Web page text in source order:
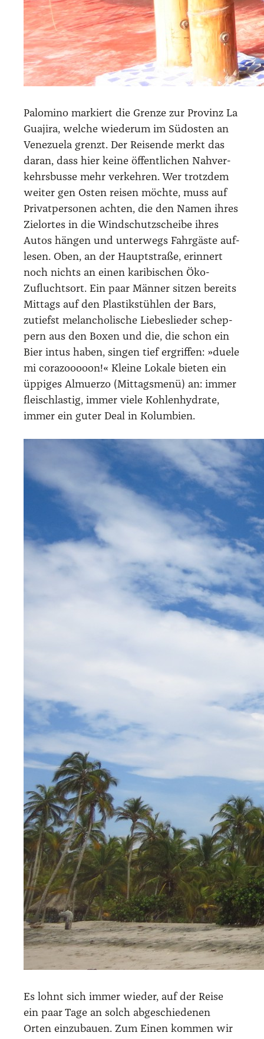
Palo­mi­no mar­kiert die Gren­ze zur Pro­vinz La
Gua­ji­ra, wel­che wie­der­um im Süd­os­ten an
Vene­zue­la grenzt. Der Rei­sen­de merkt das
dar­an, dass hier kei­ne öffent­li­chen Nah­ver­
kehrs­bus­se mehr ver­keh­ren. Wer trotz­dem
wei­ter gen Osten rei­sen möch­te, muss auf
Pri­vat­per­so­nen ach­ten, die den Namen ihres
Ziel­or­tes in die Wind­schutz­schei­be ihres
Autos hän­gen und unter­wegs Fahr­gäs­te auf­
le­sen. Oben, an der Haupt­stra­ße, erin­nert
noch nichts an einen kari­bi­schen Öko-
Zufluchts­ort. Ein paar Män­ner sit­zen bereits
Mit­tags auf den Plas­tik­stüh­len der Bars,
zutiefst melan­cho­li­sche Lie­bes­lie­der schep­
pern aus den Boxen und die, die schon ein
Bier intus haben, sin­gen tief ergrif­fen: »due­le
mi cora­zooooon!« Klei­ne Loka­le bie­ten ein
üppi­ges Almuer­zo (Mit­tags­me­nü) an: immer
fleisch­las­tig, immer vie­le Koh­len­hy­dra­te,
immer ein guter Deal in Kolum­bi­en.
Es lohnt sich immer wie­der, auf der Rei­se
ein paar Tage an solch abge­schie­de­nen
Orten ein­zu­bau­en. Zum Einen kom­men wir